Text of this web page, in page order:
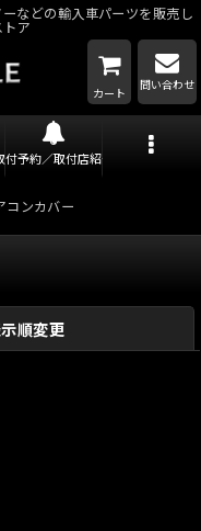
などの輸入車パーツを販売し
ア
カート
問い合わせ
付予約／取付店紹介
コンカバー
順変更